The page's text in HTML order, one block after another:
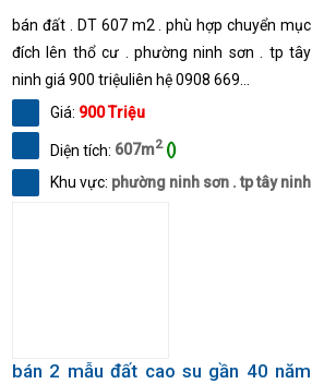
bán đất . DT 607 m2 . phù hợp chuyển mục
đích lên thổ cư . phường ninh sơn . tp tây
ninh giá 900 triệuliên hệ 0908 669...
Giá: 900 Triệu
Diện tích: 607m2 ()
Khu vực: phường ninh sơn . tp tây ninh
bán 2 mẫu đất cao su gần 40 năm